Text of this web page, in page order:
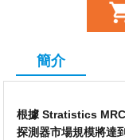
簡介
根據 Stratistics
探測器市場規模將達